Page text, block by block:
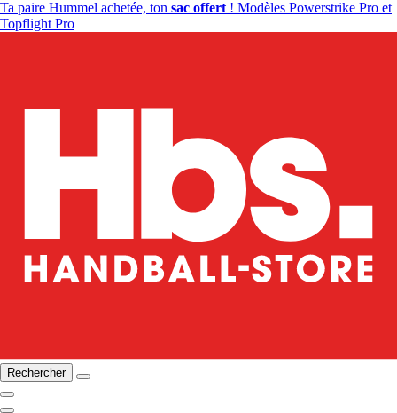
Ta paire Hummel achetée, ton sac offert ! Modèles Powerstrike Pro et
Topflight Pro
Rechercher